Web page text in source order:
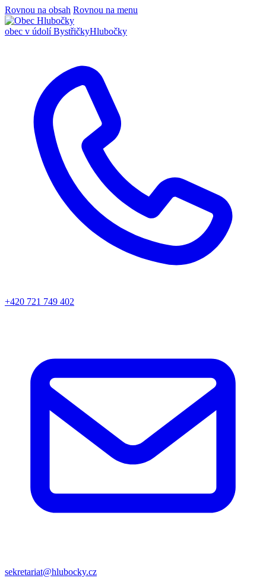
Rovnou na obsah Rovnou na menu
obec v údolí BystřičkyHlubočky
+420 721 749 402
sekretariat@hlubocky.cz